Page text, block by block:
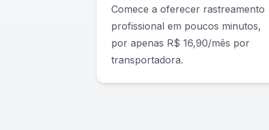
Comece a oferecer rastreamento
profissional em poucos minutos,
por apenas R$ 16,90/mês por
transportadora.